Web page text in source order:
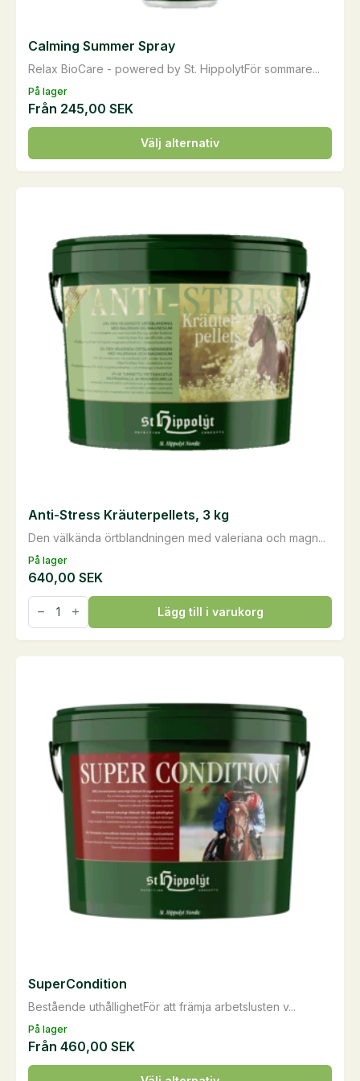
På lager
Relax BioCare - powered by St. HippolytFör sommare...
Calming Summer Spray
Från 245,00 SEK
Välj alternativ
Den
här
produkten
varianter.
olika
alternativen
produktsidan
På lager
Den välkända örtblandningen med valeriana och magn...
Anti-Stress Kräuterpellets, 3 kg
640,00 SEK
Anti-
Stress
Kräuterpellets,
3
Lägg till i varukorg
På lager
Bestående uthållighetFör att främja arbetslusten v...
SuperCondition
Från 460,00 SEK
Den